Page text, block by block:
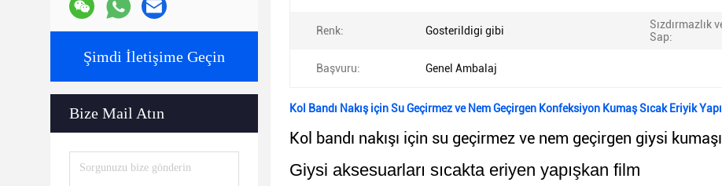
Şimdi İletişime Geçin
Bize Mail Atın
Renk: Gosterildigi gibi
Sızdırmazlık
Sap:
Başvuru: Genel Ambalaj
Kol Bandı Nakış için Su Geçirmez ve Nem Geçirgen Konfeksiyon Kumaş Sıcak Eriyik
Kol bandı nakışı için su geçirmez ve nem geçirgen giysi
Giysi aksesuarları sıcakta eriyen yapışkan film